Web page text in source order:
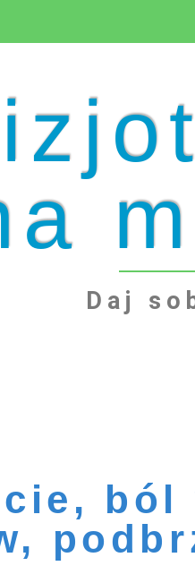
Daj
ból